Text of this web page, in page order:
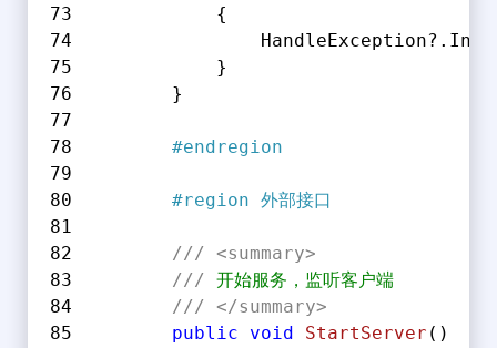
            {
            }
        }
#endregion
#region 外部接口
/// <summary>
/// 开始服务，监听客户端
/// </summary>
public
void StartServer ( )